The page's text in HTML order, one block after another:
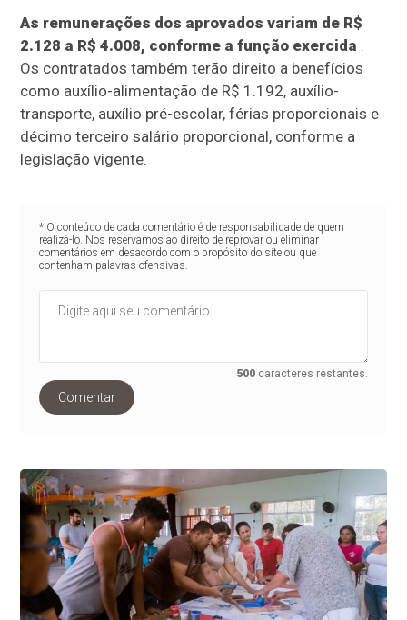
As remunerações dos aprovados variam de R$
2.128 a R$ 4.008, conforme a função exercida .
Os contratados também terão direito a benefícios
como auxílio-alimentação de R$ 1.192, auxílio-
transporte, auxílio pré-escolar, férias proporcionais e
décimo terceiro salário proporcional, conforme a
legislação vigente.
* O conteúdo de cada comentário é de responsabilidade de quem
realizá-lo. Nos reservamos ao direito de reprovar ou eliminar
comentários em desacordo com o propósito do site ou que
contenham palavras ofensivas.
500 caracteres restantes.
Comentar